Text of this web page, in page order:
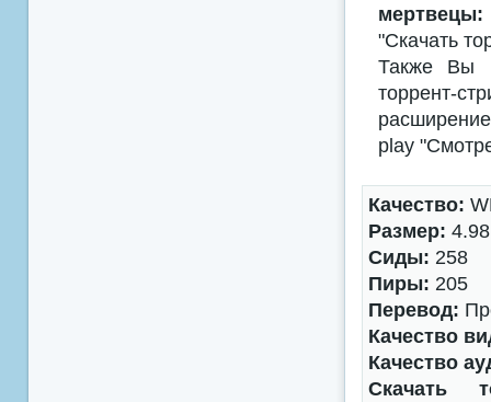
"Скачать
Также Вы
торрент-
play
Качество:
Размер:
Сиды: 258
Пиры: 205
Перевод:
Качество
Качество
Скачать